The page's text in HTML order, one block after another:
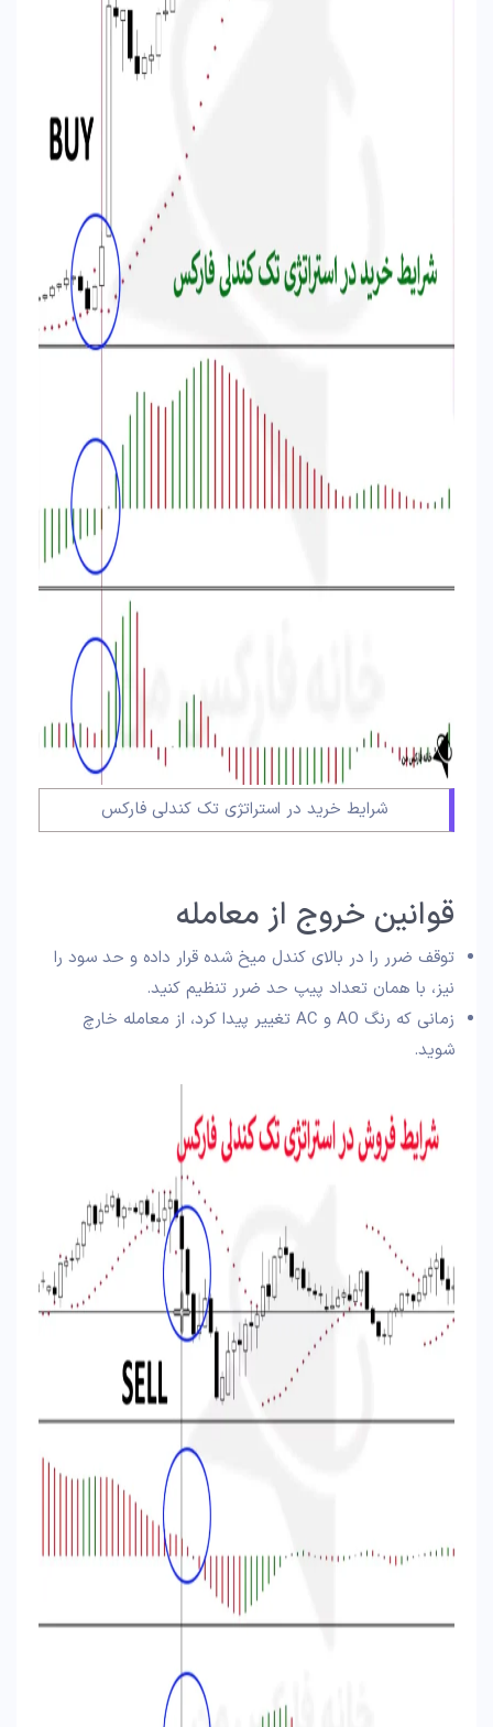
شرایط خرید در استراتژی تک کندلی فارکس
قوانین خروج از معامله
توقف ضرر را در بالای کندل میخ شده قرار داده و حد سود را
نیز، با همان تعداد پیپ حد ضرر تنظیم کنید.
زمانی که رنگ AO و AC تغییر پیدا کرد، از معامله خارچ
شوید.